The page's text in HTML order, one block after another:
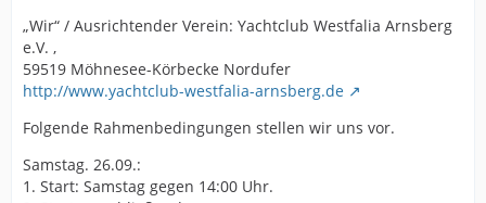
„Wir“ / Ausrichtender Verein: Yachtclub Westfalia Arnsberg
e.V. ,
59519 Möhnesee-Körbecke Nordufer
http://www.yachtclub-westfalia-arnsberg.de
Folgende Rahmenbedingungen stellen wir uns vor.
Samstag. 26.09.:
1. Start: Samstag gegen 14:00 Uhr.